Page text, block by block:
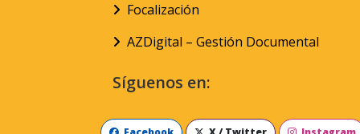
Focalización
AZDigital – Gestión Documental
Síguenos en: